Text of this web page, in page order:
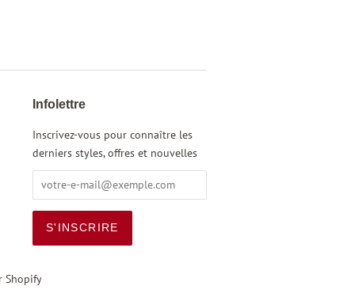
Infolettre
Inscrivez-vous pour connaître les
derniers styles, offres et nouvelles
Shopify